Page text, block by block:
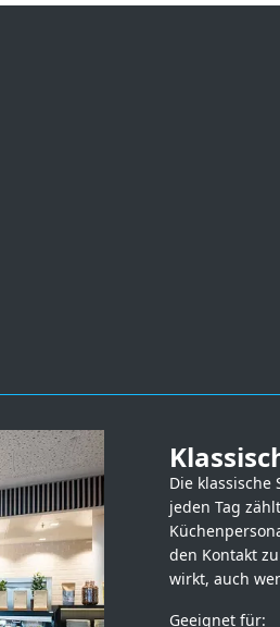
Die
jeden Tag
den Kontakt
wirkt, auch
Geeignet für: